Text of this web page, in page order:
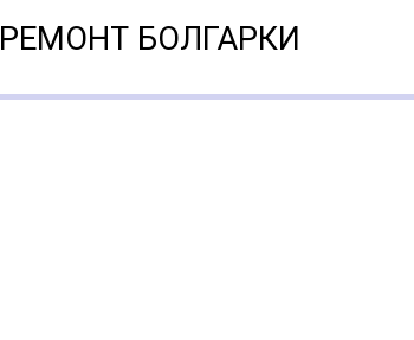
РЕМОНТ БОЛГАРКИ